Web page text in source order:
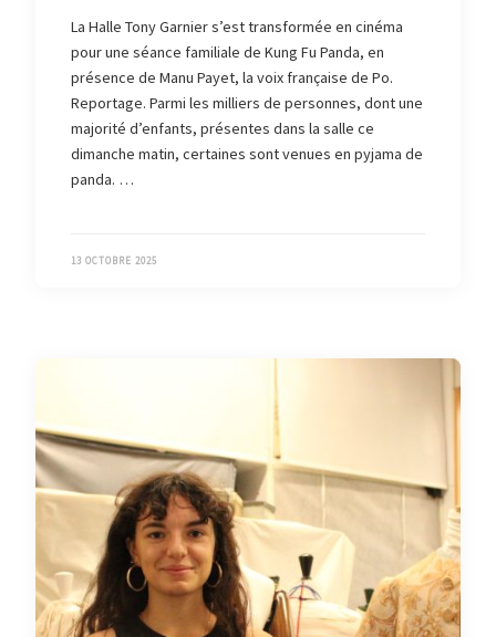
La Halle Tony Garnier s’est transformée en cinéma
pour une séance familiale de Kung Fu Panda, en
présence de Manu Payet, la voix française de Po.
Reportage. Parmi les milliers de personnes, dont une
majorité d’enfants, présentes dans la salle ce
dimanche matin, certaines sont venues en pyjama de
panda. …
13 OCTOBRE 2025